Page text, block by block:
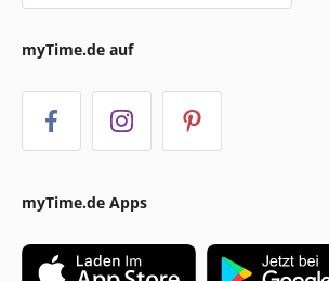
myTime.de auf
myTime.de Apps